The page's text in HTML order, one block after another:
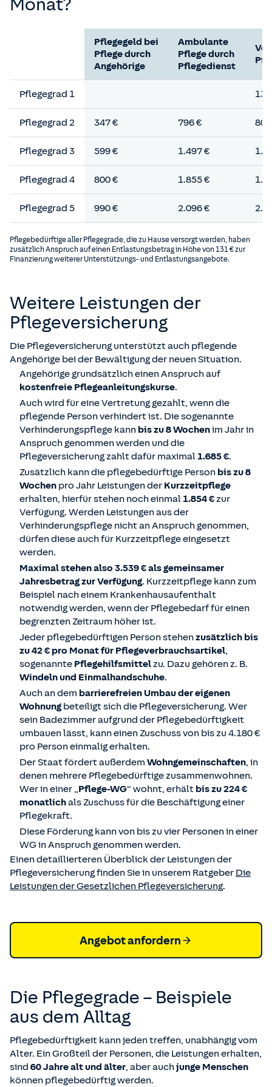
Monat?
Pflegegeld bei
Pflege durch
Angehörige
Ambulante
Pflege durch
Pflegedienst
Pflegegrad 1
Pflegegrad 2 347 € 796 €
Pflegegrad 3 599 € 1.497 €
Pflegegrad 4 800 € 1.855 €
Pflegegrad 5 990 € 2.096 €
Pflegebedürftige aller Pflegegrade, die zu Hause versorgt werden, haben
zusätzlich Anspruch auf einen Entlastungsbetrag in Höhe von 131 € zur
Finanzierung weiterer Unterstützungs- und Entlastungsangebote.
Weitere Leistungen der
Pflege­versicherung
Die Pflegeversicherung unterstützt auch pflegende
Angehörige bei der Bewältigung der neuen Situation.
Angehörige grundsätzlich einen Anspruch auf
kostenfreie Pflegeanleitungskurse.
Auch wird für eine Vertretung gezahlt, wenn die
pflegende Person verhindert ist. Die sogenannte
Verhinderungspflege kann bis zu 8 Wochenim Jahr in
Anspruch genommen werden und die
Pflegeversicherung zahlt dafür maximal 1.685 €.
Zusätzlich kann die pflegebedürftige Person bis zu 8
Wochen pro Jahr Leistungen der Kurzzeitpflege
erhalten, hierfür stehen noch einmal 1.854 €zur
Verfügung. Werden Leistungen aus der
Verhinderungspflege nicht an Anspruch genommen,
dürfen diese auch für Kurzzeitpflege eingesetzt
werden.
Maximal stehen also 3.539 € als gemeinsamer
Jahresbetrag zur Verfügung. Kurzzeitpflege kann zum
Beispiel nach einem Krankenhausaufenthalt
notwendig werden, wenn der Pflegebedarf für einen
begrenzten Zeitraum höher ist.
Jeder pflegebedürftigen Person stehenzusätzlich bis
zu 42 € pro Monat für Pflegeverbrauchsartikel,
sogenannte Pflegehilfsmittelzu. Dazu gehören z. B.
Windeln und Einmalhandschuhe.
Auch an dem barrierefreien Umbau der eigenen
Wohnungbeteiligt sich die Pflegeversicherung. Wer
sein Badezimmer aufgrund der Pflegebedürftigkeit
umbauen lässt, kann einen Zuschuss von bis zu 4.180 €
pro Person einmalig erhalten.
Der Staat fördert außerdem Wohngemeinschaften, in
denen mehrere Pflegebedürftige zusammenwohnen.
Wer in einer „Pflege-WG“ wohnt, erhält bis zu 224 €
monatlichals Zuschuss für die Beschäftigung einer
Pflegekraft.
Diese Förderung kann von bis zu vier Personen in einer
WG in Anspruch genommen werden.
Einen detaillierteren Überblick der Leistungen der
Pflegeversicherung finden Sie in unserem Ratgeber Die
Leistungen der Gesetzlichen Pflegeversicherung.
Angebot anfordern
Die Pflegegrade – Beispiele
aus dem Alltag
Pflegebedürftigkeit kann jeden treffen, unabhängig vom
Alter. Ein Großteil der Personen, die Leistungen erhalten,
sind 60 Jahre alt und älter, aber auchjunge Menschen
können pflegebedürftig werden.